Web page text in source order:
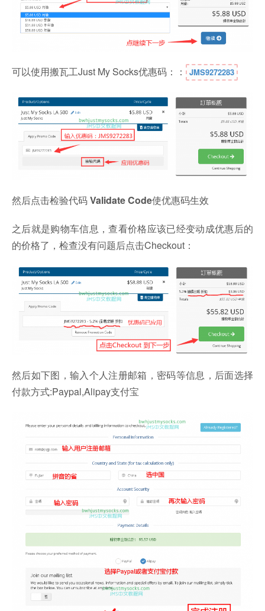
可以使用搬瓦工Just My Socks优惠码：： JMS9272283
然后点击检验代码Validate Code使优惠码生效
之后就是购物车信息，查看价格应该已经变动成优惠后的
的价格了，检查没有问题后点击Checkout：
然后如下图，输入个人注册邮箱，密码等信息，后面选择
付款方式:Paypal,Alipay支付宝